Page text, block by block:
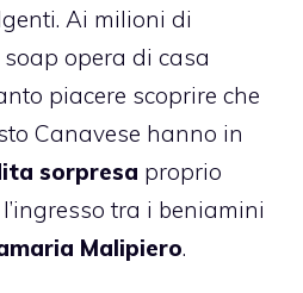
Ai milioni di
opera di casa
piacere scoprire che
Canavese hanno in
sorpresa proprio
tra i beniamini
Malipiero.